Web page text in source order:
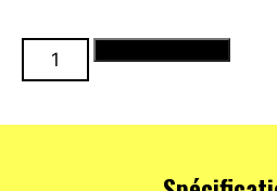
quantité
de